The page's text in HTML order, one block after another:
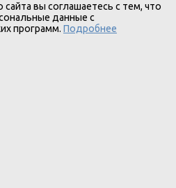
вы соглашаетесь с тем, что
данные с
программ. Подробнее